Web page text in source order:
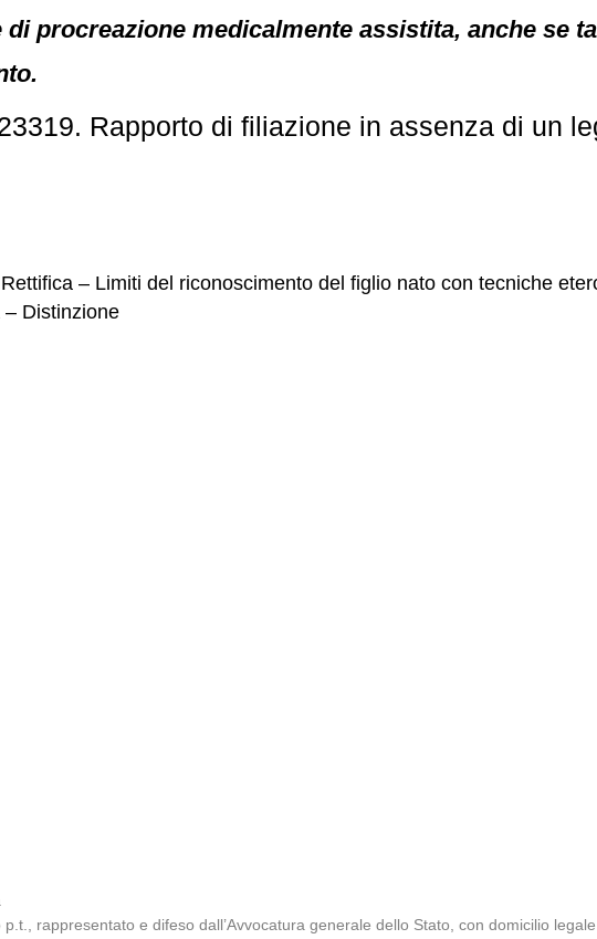
di procreazione medicalmente assistita, anche se
Rapporto di filiazione in assenza di un
– Limiti del riconoscimento del figlio nato con tecniche
– Distinzione
rappresentato e difeso dall’Avvocatura generale dello Stato, con domicilio